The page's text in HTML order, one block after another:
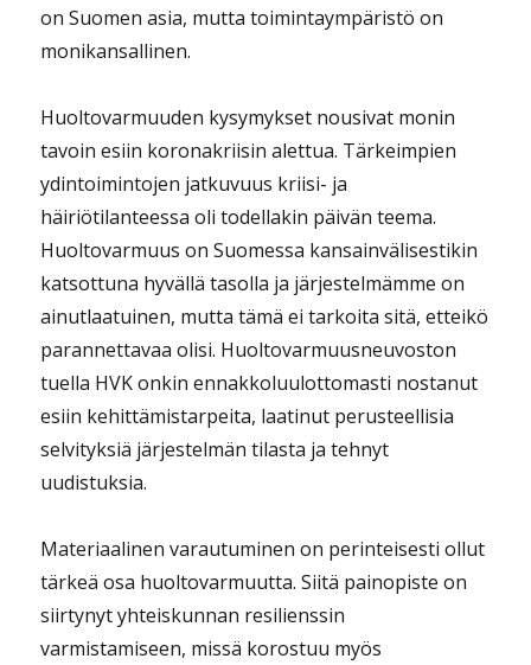
on Suomen asia, mutta toimintaympäristö on
monikansallinen.
Huoltovarmuuden kysymykset nousivat monin
tavoin esiin koronakriisin alettua. Tärkeimpien
ydintoimintojen jatkuvuus kriisi- ja
häiriötilanteessa oli todellakin päivän teema.
Huoltovarmuus on Suomessa kansainvälisestikin
katsottuna hyvällä tasolla ja järjestelmämme on
ainutlaatuinen, mutta tämä ei tarkoita sitä, etteikö
parannettavaa olisi. Huoltovarmuusneuvoston
tuella HVK onkin ennakkoluulottomasti nostanut
esiin kehittämistarpeita, laatinut perusteellisia
selvityksiä järjestelmän tilasta ja tehnyt
uudistuksia.
Materiaalinen varautuminen on perinteisesti ollut
tärkeä osa huoltovarmuutta. Siitä painopiste on
siirtynyt yhteiskunnan resilienssin
varmistamiseen, missä korostuu myös